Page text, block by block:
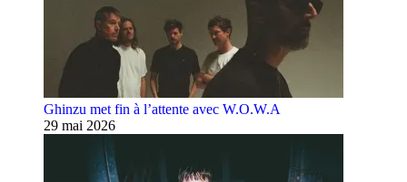
Ghinzu met fin à l’attente avec W.O.W.A
29 mai 2026